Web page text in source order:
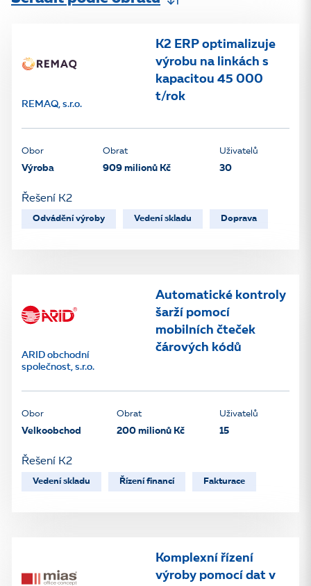
REMAQ, s.r.o.
K2 ERP optimalizuje
výrobu na linkách s
kapacitou 45 000
t/rok
Obor
Výroba
Obrat
909 milionů Kč
Uživatelů
30
Řešení K2
Odvádění výroby Vedení skladu Doprava
ARID obchodní
společnost, s.r.o.
Automatické kontroly
šarží pomocí
mobilních čteček
čárových kódů
Obor
Velkoobchod
Obrat
200 milionů Kč
Uživatelů
15
Řešení K2
Vedení skladu Řízení financí Fakturace
Komplexní řízení
výroby pomocí dat v